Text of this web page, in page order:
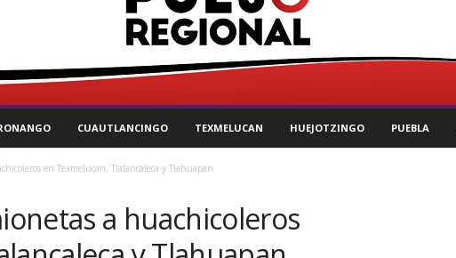
CUAUTLANCINGO TEXMELUCAN HUEJOTZINGO PUEBLA
en Texmelucan, Tlalancaleca y Tlahuapan
a huachicoleros